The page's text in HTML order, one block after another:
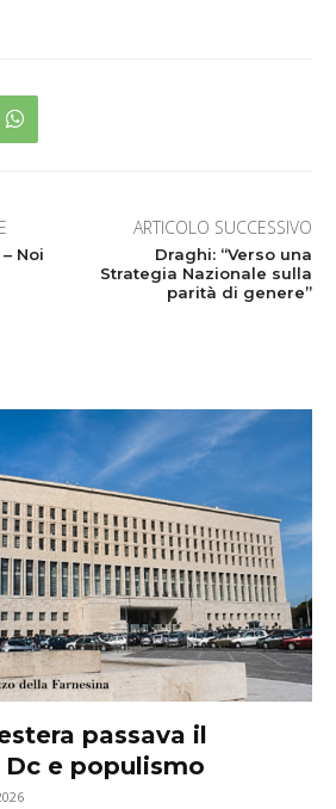
Noi
ARTICOLO SUCCESSIVO
Draghi: “Verso una
Strategia Nazionale sulla
parità di genere”
passava il
e populismo